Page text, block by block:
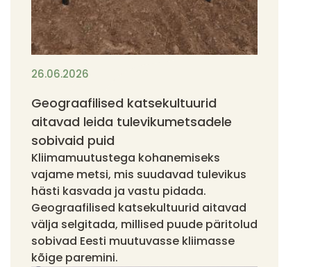
26.06.2026
Geograafilised katsekultuurid
aitavad leida tulevikumetsadele
sobivaid puid
Kliimamuutustega kohanemiseks
vajame metsi, mis suudavad tulevikus
hästi kasvada ja vastu pidada.
Geograafilised katsekultuurid aitavad
välja selgitada, millised puude päritolud
sobivad Eesti muutuvasse kliimasse
kõige paremini.